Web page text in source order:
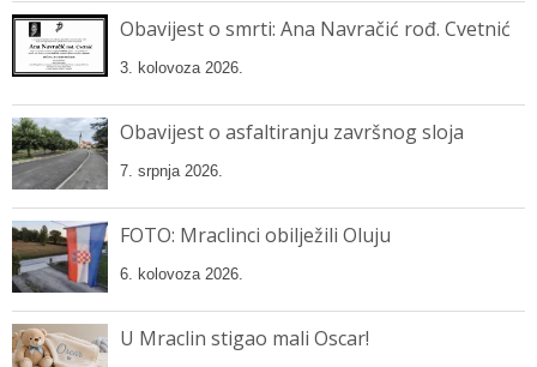
Obavijest o smrti: Ana Navračić rođ. Cvetnić
3. kolovoza 2026.
Obavijest o asfaltiranju završnog sloja
7. srpnja 2026.
FOTO: Mraclinci obilježili Oluju
6. kolovoza 2026.
U Mraclin stigao mali Oscar!